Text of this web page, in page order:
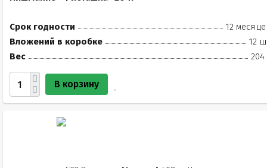
Срок годности
12
Вложений в коробке
12
Вес
204
В корзину